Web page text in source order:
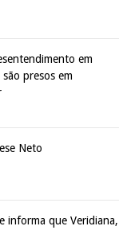
em
presos em
Neto
informa que Veridiana,